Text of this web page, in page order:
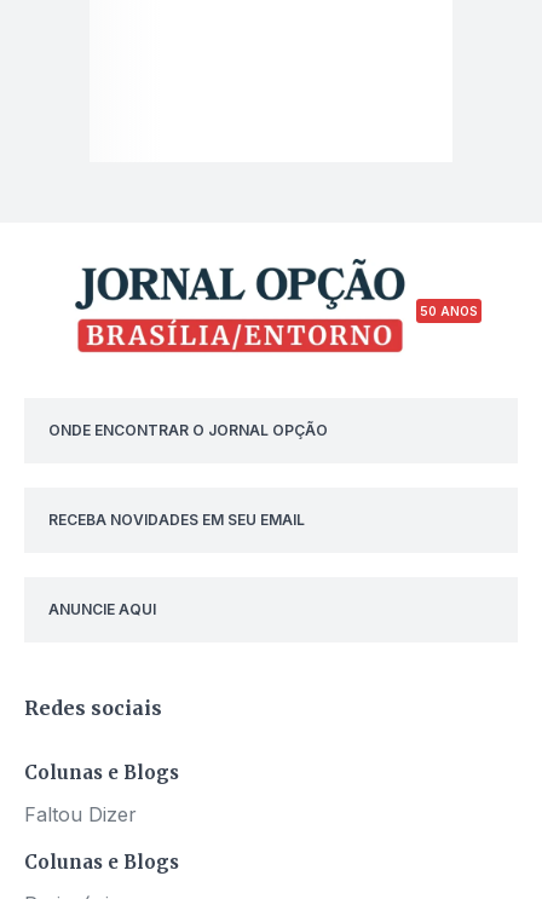
50 ANOS
ONDE ENCONTRAR O JORNAL OPÇÃO
RECEBA NOVIDADES EM SEU EMAIL
ANUNCIE AQUI
Redes sociais
Colunas e Blogs
Faltou Dizer
Colunas e Blogs